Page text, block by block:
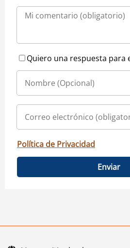
Quiero una respuesta para
Política de Privacidad
Enviar